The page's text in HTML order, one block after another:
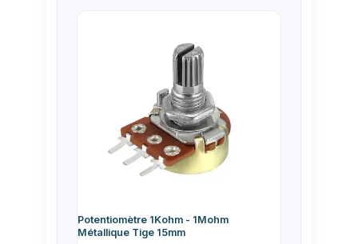
Potentiomètre 1Kohm - 1Mohm
Métallique Tige 15mm